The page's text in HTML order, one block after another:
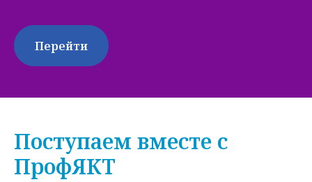
Перейти
Поступаем вместе с
ПрофЯКТ